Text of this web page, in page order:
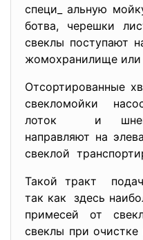
специ_ альную
ботва, черешки
свеклы поступают
жомохранилище или
Отсортированные
свекломойки
лоток и
направляют на
свеклой
Такой тракт
так как здесь
примесей от
свеклы при